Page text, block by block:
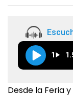
1
Desde la Feria